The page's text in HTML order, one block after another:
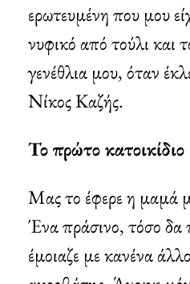
ερωτευμένη που μου
νυφικό από τούλι και
γενέθλια μου, όταν
Νίκος Καζής.
Το πρώτο κατοικίδιο
Μας το έφερε η μαμά
Ένα πράσινο, τόσο δα
έμοιαζε με κανένα